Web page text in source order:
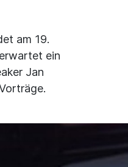
am 19.
ein
Jan